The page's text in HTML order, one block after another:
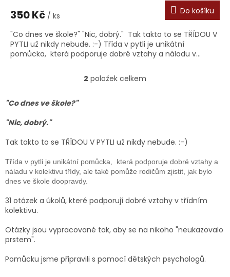
350 Kč / ks Do košíku
"Co dnes ve škole?" "Nic, dobrý." Tak takto to se TŘÍDOU V
PYTLI už nikdy nebude. :-) Třída v pytli je unikátní
pomůcka, která podporuje dobré vztahy a náladu v...
O
c
p
r
y
v
p
u
2 položek celkem
"Co dnes ve škole?"
"Nic, dobrý."
Tak takto to se TŘÍDOU V PYTLI už nikdy nebude. :-)
Třída v pytli je unikátní pomůcka, která podporuje dobré vztahy a
náladu v kolektivu třídy, ale také pomůže rodičům zjistit, jak bylo
dnes ve škole doopravdy.
31 otázek a úkolů, které podporují dobré vztahy v třídním
kolektivu.
Otázky jsou vypracované tak, aby se na nikoho "neukazovalo
prstem".
Pomůcku jsme připravili s pomocí dětských psychologů.